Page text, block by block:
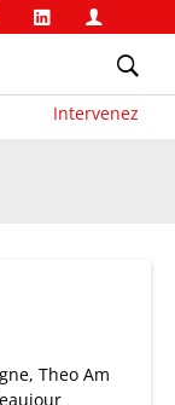
Intervenez
Theo Am